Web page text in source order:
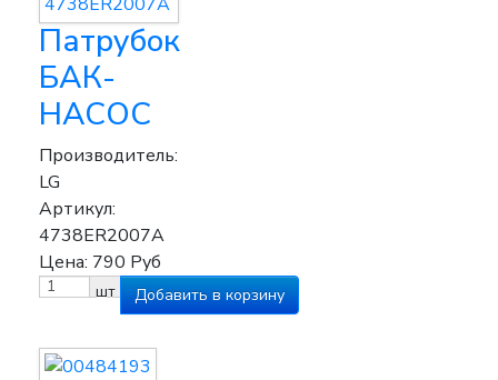
Патрубок
БАК-
НАСОС
Производитель:
LG
Артикул:
4738ER2007A
Цена: 790 Руб
шт